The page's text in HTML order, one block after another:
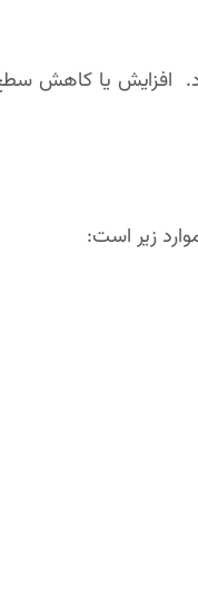
افزایش یا کاهش
زیر است: